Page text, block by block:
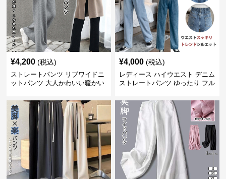
¥4,200 (税込)
ストレートパンツ リブワイドニ
ットパンツ 大人かわいい暖かい
¥4,000 (税込)
レディース ハイウエスト デニム
ストレートパンツ ゆったり フル